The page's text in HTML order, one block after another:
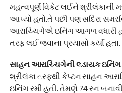
મહત્વપૂર્ણ વિકેટ લઈને
આપ્યો હતો.તે પછી પણ સદિરા
આરાચ્ચિગેએ ઇનિંગ આગળ વધારી
તરફ લઈ જવાના પ્રયાસો કર્યા હતા.
સાહન આરાચ્ચિગેની લડાયક ઇનિંગ
શ્રીલંકા તરફથી કેપ્ટન સાહન
ઇનિંગ રમી હતી. તેમણે 74 રન